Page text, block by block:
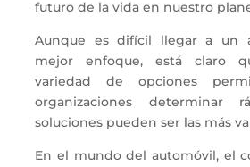
futuro de la vida en nuestro
Aunque es difícil llegar a un
mejor enfoque, está claro
variedad de opciones
organizaciones determinar
soluciones pueden ser las más
En el mundo del automóvil, el